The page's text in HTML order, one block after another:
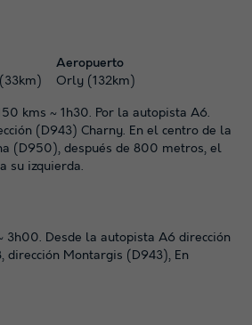
Aeropuerto
Orly (132km)
kms ~ 1h30. Por la autopista A6.
(D943) Charny. En el centro de la
(D950), después de 800 metros, el
su izquierda.
3h00. Desde la autopista A6 dirección
dirección Montargis (D943), En